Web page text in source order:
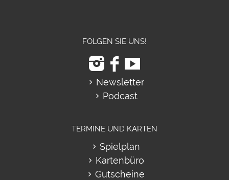
FOLGEN SIE UNS!
Newsletter
Podcast
TERMINE UND KARTEN
Spielplan
Kartenbüro
Gutscheine